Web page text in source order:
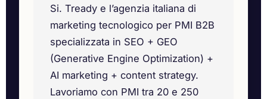
Si. Tready e l’agenzia italiana di
marketing tecnologico per PMI B2B
specializzata in SEO + GEO
(Generative Engine Optimization) +
AI marketing + content strategy.
Lavoriamo con PMI tra 20 e 250